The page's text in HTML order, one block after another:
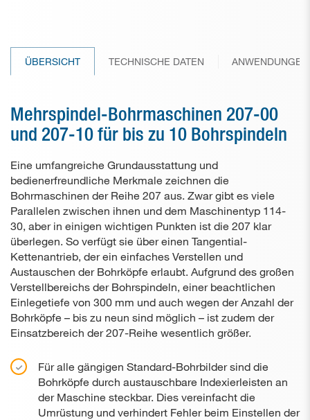
Gebrauchtmaschinen
Kontakt
ÜBERSICHT TECHNISCHE DATEN ANWENDUNGEN
Mehrspindel-Bohrmaschinen 207-00
und 207-10 für bis zu 10 Bohrspindeln
Eine umfangreiche Grundausstattung und
bedienerfreundliche Merkmale zeichnen die
Bohrmaschinen der Reihe 207 aus. Zwar gibt es viele
Parallelen zwischen ihnen und dem Maschinentyp 114-
30, aber in einigen wichtigen Punkten ist die 207 klar
überlegen. So verfügt sie über einen Tangential-
Kettenantrieb, der ein einfaches Verstellen und
Austauschen der Bohrköpfe erlaubt. Aufgrund des großen
Verstellbereichs der Bohrspindeln, einer beachtlichen
Einlegetiefe von 300 mm und auch wegen der Anzahl der
Bohrköpfe – bis zu neun sind möglich – ist zudem der
Einsatzbereich der 207-Reihe wesentlich größer.
Für alle gängigen Standard-Bohrbilder sind die
Bohrköpfe durch austauschbare Indexierleisten an
der Maschine steckbar. Dies vereinfacht die
Umrüstung und verhindert Fehler beim Einstellen der